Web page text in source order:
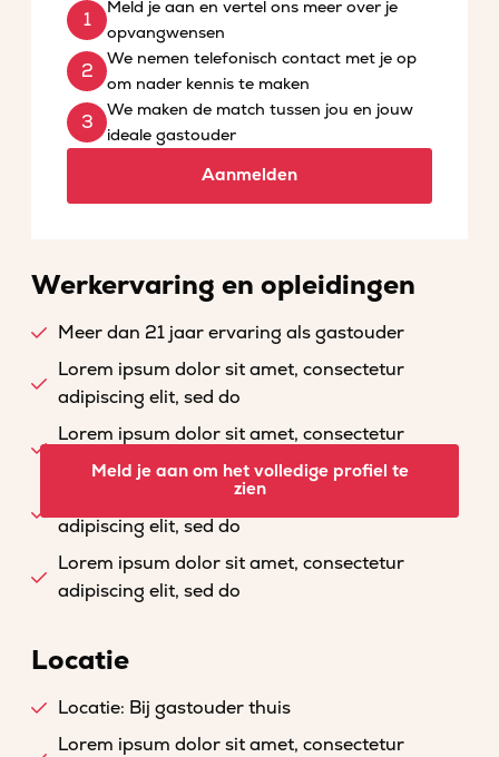
Meld je aan en vertel ons meer over je
opvangwensen
We nemen telefonisch contact met je op
om nader kennis te maken
We maken de match tussen jou en jouw
ideale gastouder
Aanmelden
Werkervaring en opleidingen
Meer dan 21 jaar ervaring als gastouder
Lorem ipsum dolor sit amet, consectetur
adipiscing elit, sed do
Lorem ipsum dolor sit amet, consectetur
adipiscing elit, sed do
Lorem ipsum dolor sit amet, consectetur
adipiscing elit, sed do
Lorem ipsum dolor sit amet, consectetur
adipiscing elit, sed do
Meld je aan om het volledige profiel te
zien
Locatie
Locatie: Bij gastouder thuis
Lorem ipsum dolor sit amet, consectetur